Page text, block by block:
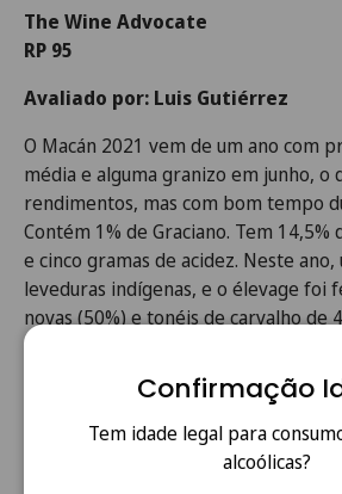
The Wine Advocate
RP 95
Avaliado por: Luis Gutiérrez
O Macán 2021 vem de um ano com
média e alguma granizo em junho, o
rendimentos, mas com bom tempo
Contém 1% de Graciano. Tem 14,5%
e cinco gramas de acidez. Neste
leveduras indígenas, e o élevage foi
novas (50%) e tonéis de carvalho de
duração de 12 meses, seguido de
cubas de carvalho de 20.000 litros.
É um vinho sério, harmonioso e sutil,
qualquer safra anterior, refletindo a
Confirmação
Tem idade legal para
alcoólicas?